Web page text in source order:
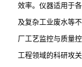
效率。仪器适用于
及复杂工业废水等
厂工艺监控与质量
工程领域的科研攻